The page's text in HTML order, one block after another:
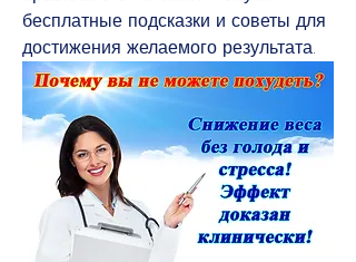
бесплатные подсказки и советы для
достижения желаемого результата.